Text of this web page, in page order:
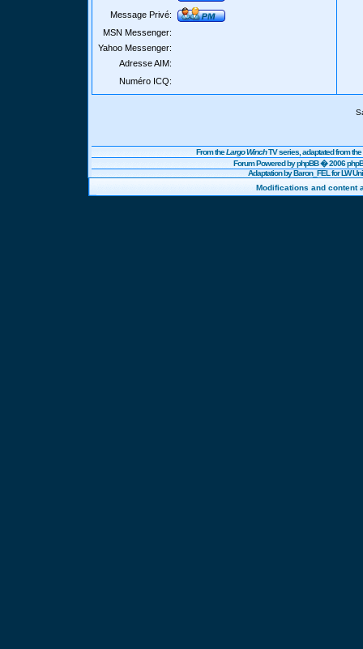
Message Privé:
MSN Messenger:
Yahoo Messenger:
Adresse AIM:
Numéro ICQ:
From theLargo WinchTV series, adaptated from
Forum Powered byphpBB� 2006
Adaptation by Baron_FEL for LW
Modifications and content